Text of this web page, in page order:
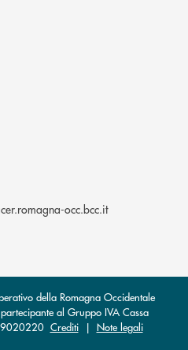
di posta elettronica)
occ.bcc.it(si apre l’app
della Romagna Occidentale
al Gruppo IVA Cassa
Crediti| Note legali